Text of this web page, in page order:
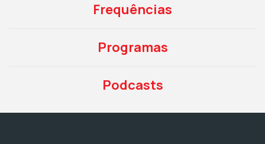
Frequências
Programas
Podcasts